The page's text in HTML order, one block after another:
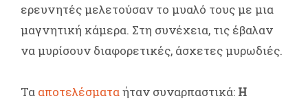
ερευνητές μελετούσαν το μυαλό τους με μια
μαγνητική κάμερα. Στη συνέχεια, τις έβαλαν
να μυρίσουν διαφορετικές, άσχετες μυρωδιές.
Τα αποτελέσματαήταν συναρπαστικά: Η